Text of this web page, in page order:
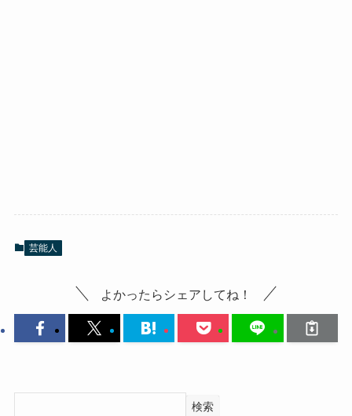
芸能人
よかったらシェアしてね！
検索